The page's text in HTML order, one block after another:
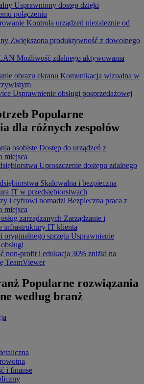
Usprawniony dostęp dzięki
połączeniu
Kontrola urządzeń niezależnie od
Zwiększona produktywność z dowolnego
Możliwość zdalnego aktywowania
obrazu ekranu Komunikacja wizualna w
Usprawnienie obsługi posprzedażowej
Popularne
dla różnych zespołów
osobiste Dostęp do urządzeń z
miejsca
Uproszczenie dostępu zdalnego
Skalowalna i bezpieczna
IT w przedsiębiorstwach
i cyfrowi nomadzi Bezpieczna praca z
miejsca
zarządzanych Zarządzanie i
infrastruktury IT klienta
oryginalnego sprzętu Usprawnienie
non-profit i edukacja 30% zniżki na
TeamViewer
Popularne rozwiązania
według branż
i finanse